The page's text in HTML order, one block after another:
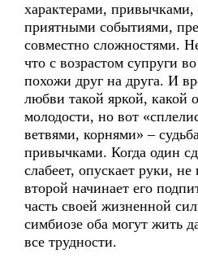
характерами,
приятными событиями,
совместно сложностями.
что с возрастом супруги
похожи друг на друга. И
любви такой яркой, какой
молодости, но вот
ветвями, корнями» –
привычками. Когда один
слабеет, опускает руки,
второй начинает его
часть своей жизненной
симбиозе оба могут жить
все трудности.